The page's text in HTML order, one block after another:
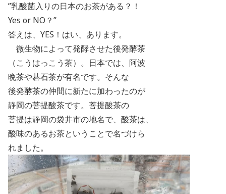
”乳酸菌入りの日本のお茶がある？！
Yes or NO？”
答えは、 YES ！はい、あります。
微生物によって発酵させた後発酵茶
（こうはっこう茶）。日本では、阿波
晩茶や碁石茶が有名です。そんな
後発酵茶の仲間に新たに加わったのが
静岡の菩提酸茶です。菩提酸茶の
菩提は静岡の袋井市の地名で、酸茶は、
酸味のあるお茶ということで名づけら
れました。